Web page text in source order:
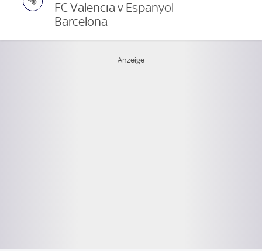
FC Valencia v Espanyol
Barcelona